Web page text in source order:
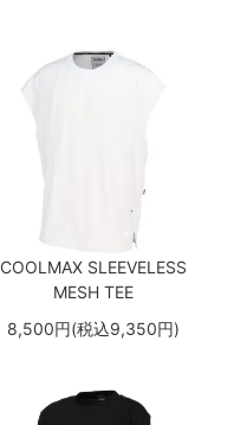
COOLMAX SLEEVELESS
MESH TEE
8,500円(税込9,350円)